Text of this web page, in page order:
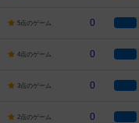
5点のゲーム 0
4点のゲーム 0
3点のゲーム 0
2点のゲーム 0